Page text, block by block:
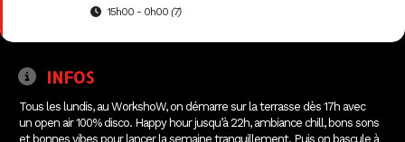
15h00 - 0h00 (7)
INFOS
Tous les lundis, au WorkshoW, on démarre sur la terrasse dès 17h avec
un open air 100% disco. Happy hour jusqu’à 22h, ambiance chill, bons sons
et bonnes vibes pour lancer la semaine tranquillement. Puis on bascule à